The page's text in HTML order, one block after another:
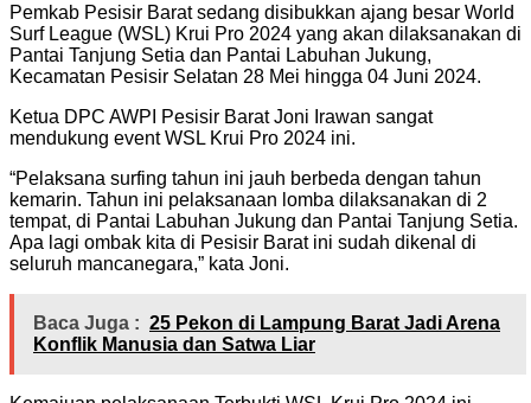
Pemkab Pesisir Barat sedang disibukkan ajang besar World
Surf League (WSL) Krui Pro 2024 yang akan dilaksanakan di
Pantai Tanjung Setia dan Pantai Labuhan Jukung,
Kecamatan Pesisir Selatan 28 Mei hingga 04 Juni 2024.
Ketua DPC AWPI Pesisir Barat Joni Irawan sangat
mendukung event WSL Krui Pro 2024 ini.
“Pelaksana surfing tahun ini jauh berbeda dengan tahun
kemarin. Tahun ini pelaksanaan lomba dilaksanakan di 2
tempat, di Pantai Labuhan Jukung dan Pantai Tanjung Setia.
Apa lagi ombak kita di Pesisir Barat ini sudah dikenal di
seluruh mancanegara,” kata Joni.
Baca Juga : 25 Pekon di Lampung Barat Jadi Arena
Konflik Manusia dan Satwa Liar